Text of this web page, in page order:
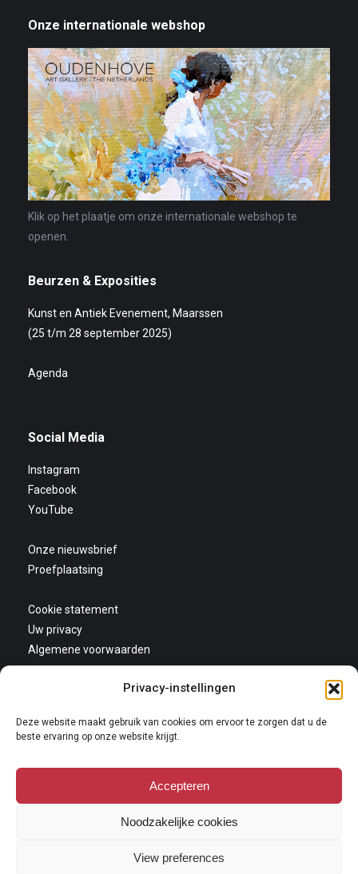
Privacy-instellingen
Deze website maakt gebruik van cookies om ervoor te zorgen dat u de
beste ervaring op onze website krijgt.
Accepteren
Noodzakelijke cookies
View preferences
Onze internationale webshop
Klik op het plaatje om onze internationale webshop te
openen.
Beurzen & Exposities
Kunst en Antiek Evenement, Maarssen
(25 t/m 28 september 2025)
Agenda
Social Media
Instagram
Facebook
YouTube
Onze nieuwsbrief
Proefplaatsing
Cookie statement
Uw privacy
Algemene voorwaarden
Copyright 2026
vermeningvuldigd worden zonder nadrukkelijke toestemming van Galerie